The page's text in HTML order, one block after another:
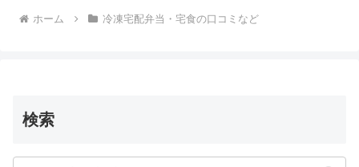
ホーム 冷凍宅配弁当・宅食の口コミなど
検索